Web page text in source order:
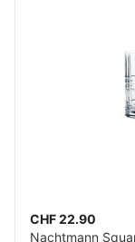
CHF 22.90
Nachtmann